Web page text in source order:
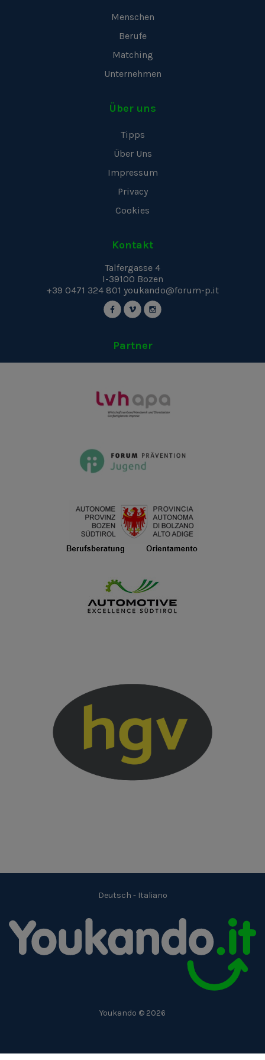
Menschen
Berufe
Matching
Unternehmen
Über uns
Tipps
Über Uns
Impressum
Privacy
Cookies
Kontakt
Talfergasse 4
I-39100 Bozen
+39 0471 324 801 youkando@forum-p.it
Partner
Deutsch - Italiano
Youkando © 2026